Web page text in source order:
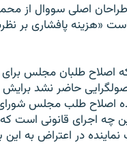
اصلی سووال از
«هزينه پافشاری بر
اصلاح‌ طلبان مجلس
حاضر نشد
اصلاح طلب مجلس شورای
اجرای قانونی است که
در اعتراض به اين